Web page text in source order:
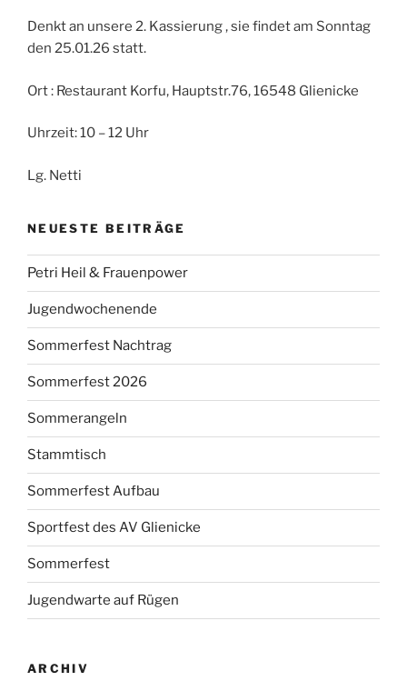
Denkt an unsere 2. Kassierung , sie findet am Sonntag
den 25.01.26 statt.
Ort : Restaurant Korfu, Hauptstr.76, 16548 Glienicke
Uhrzeit: 10 – 12 Uhr
Lg. Netti
NEUESTE BEITRÄGE
Petri Heil & Frauenpower
Jugendwochenende
Sommerfest Nachtrag
Sommerfest 2026
Sommerangeln
Stammtisch
Sommerfest Aufbau
Sportfest des AV Glienicke
Sommerfest
Jugendwarte auf Rügen
ARCHIV